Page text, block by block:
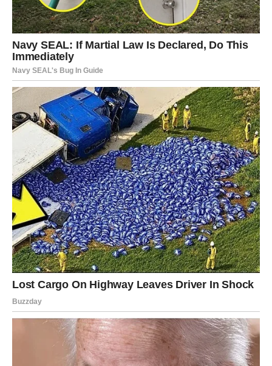
pokušava da pronađe sredinu između različitih
mogućnosti, nastojeći da izbegne konflikte i nagle
promene. Međutim, ponekad upravo ta potreba za
ravnotežom dovodi do toga da Vaga predugo ostaje u
situacijama koje zahtevaju jasnu odluku.
Ali sada dolazi trenutak kada više nema prostora za
odlaganje.
Sudbina počinje da postavlja pitanja na koja Vaga mora da
odgovori. To mogu biti odluke u ljubavi, odnosima sa
ljudima ili planovima za budućnost.
U emotivnom životu, mnoge Vage će morati da razmisle
šta zaista žele. Neki odnosi mogu doći do tačke kada je
potrebno odlučiti da li će se ići napred zajedno ili svako
svojim putem. Iako to može biti težak proces, na kraju će
doneti jasnoću i unutrašnji mir.
Na poslovnom planu, Vage mogu dobiti priliku koja će ih
izvesti iz rutine. Nova saradnja, projekat ili ideja može
otvoriti vrata napretka koji su dugo priželjkivale.